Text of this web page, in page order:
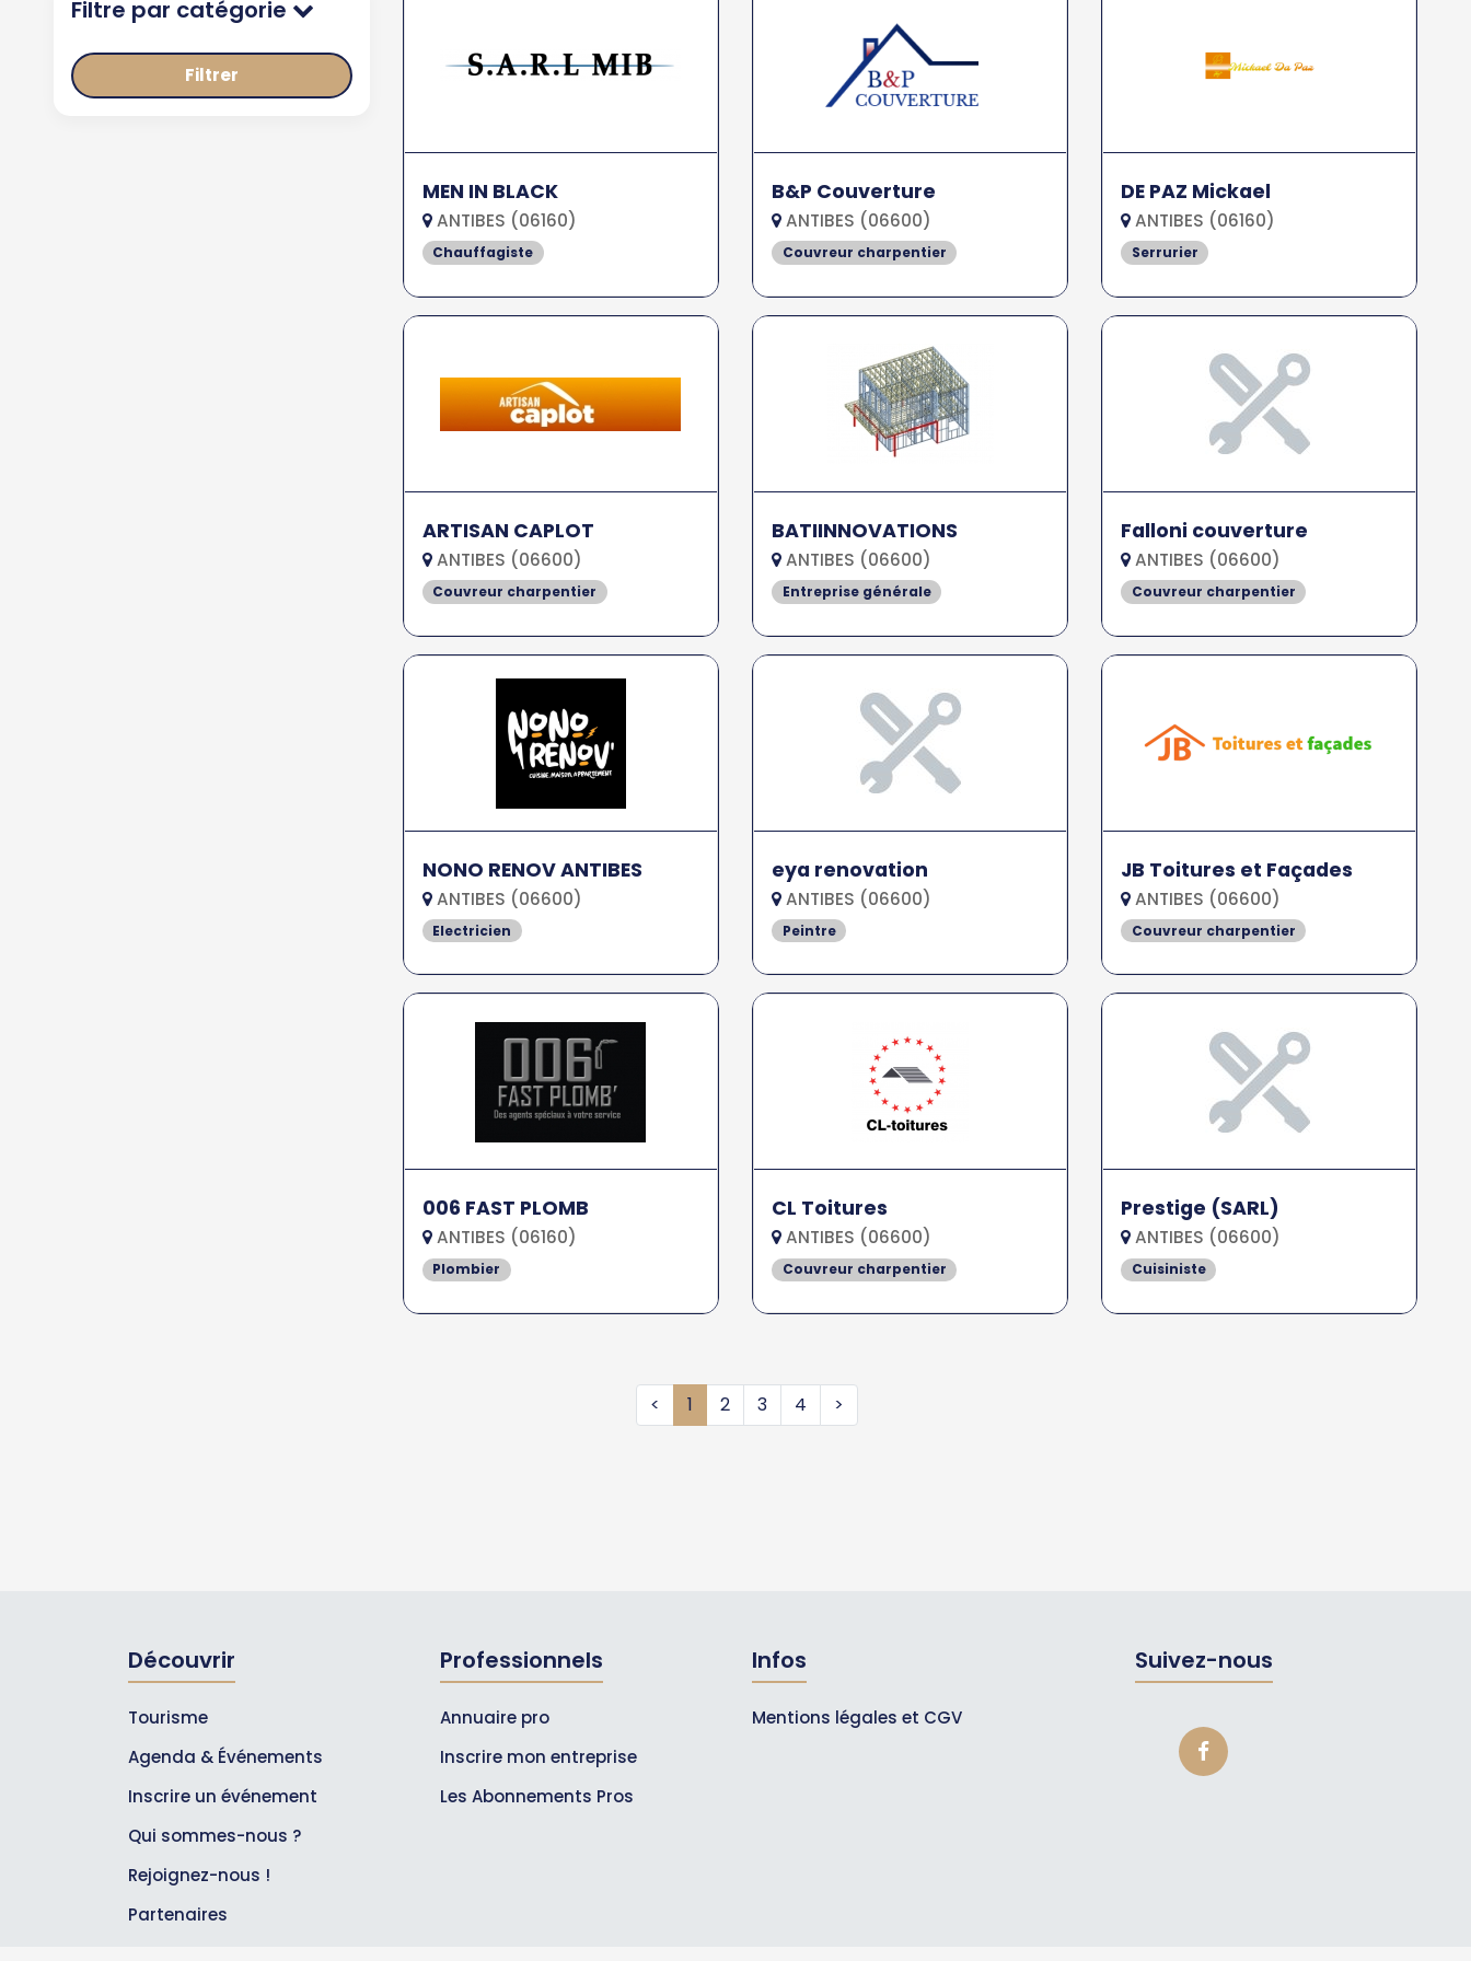
Filtre par catégorie
Filtrer
MEN IN BLACK
ANTIBES (06160)
Chauffagiste
B&P Couverture
ANTIBES (06600)
Couvreur charpentier
DE PAZ Mickael
ANTIBES (06160)
Serrurier
ARTISAN CAPLOT
ANTIBES (06600)
Couvreur charpentier
BATIINNOVATIONS
ANTIBES (06600)
Entreprise générale
Falloni couverture
ANTIBES (06600)
Couvreur charpentier
NONO RENOV ANTIBES
ANTIBES (06600)
Electricien
eya renovation
ANTIBES (06600)
Peintre
JB Toitures et Façades
ANTIBES (06600)
Couvreur charpentier
006 FAST PLOMB
ANTIBES (06160)
Plombier
CL Toitures
ANTIBES (06600)
Couvreur charpentier
Prestige (SARL)
ANTIBES (06600)
Cuisiniste
< 1 2 3 4 >
Découvrir
Tourisme
Agenda & Événements
Inscrire un événement
Qui sommes-nous ?
Rejoignez-nous !
Partenaires
Professionnels
Annuaire pro
Inscrire mon entreprise
Les Abonnements Pros
Infos
Mentions légales et CGV
Suivez-nous